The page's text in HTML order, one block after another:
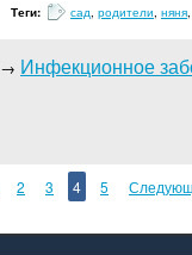
Теги: сад, родители, няня
→ Инфекционное
2 3 4 5